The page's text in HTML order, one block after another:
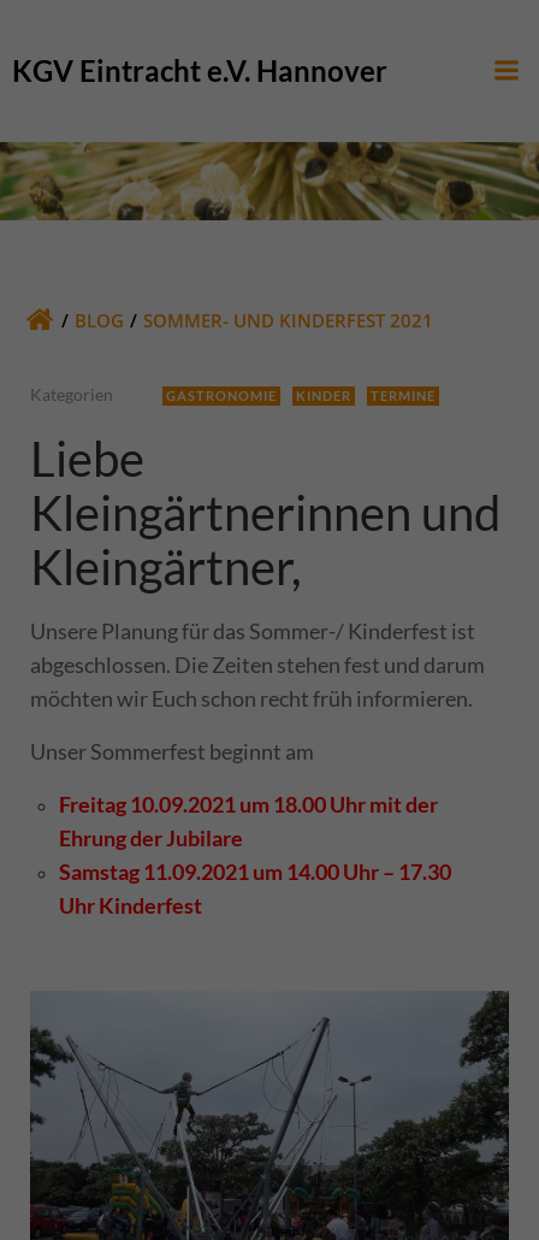
springen
KGV Eintracht e.V. Hannover
BLOG SOMMER- UND KINDERFEST 2021
Kategorien GASTRONOMIE KINDER TERMINE
Liebe
Kleingärtnerinnen und
Kleingärtner,
Unsere Planungfür das Sommer-/ Kinderfest ist
abgeschlossen. Die Zeiten stehen fest und darum
möchten wir Euch schon recht früh informieren.
Unser Sommerfest beginnt am
Freitag 10.09.2021um 18.00 Uhr mit der
Ehrung der Jubilare
Samstag 11.09.2021 um 14.00 Uhr – 17.30
Uhr Kinderfest